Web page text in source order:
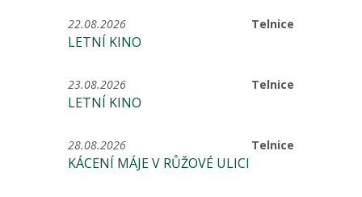
Telnice
22.08.2026
LETNÍ KINO
Telnice
23.08.2026
LETNÍ KINO
Telnice
28.08.2026
KÁCENÍ MÁJE V RŮŽOVÉ ULICI